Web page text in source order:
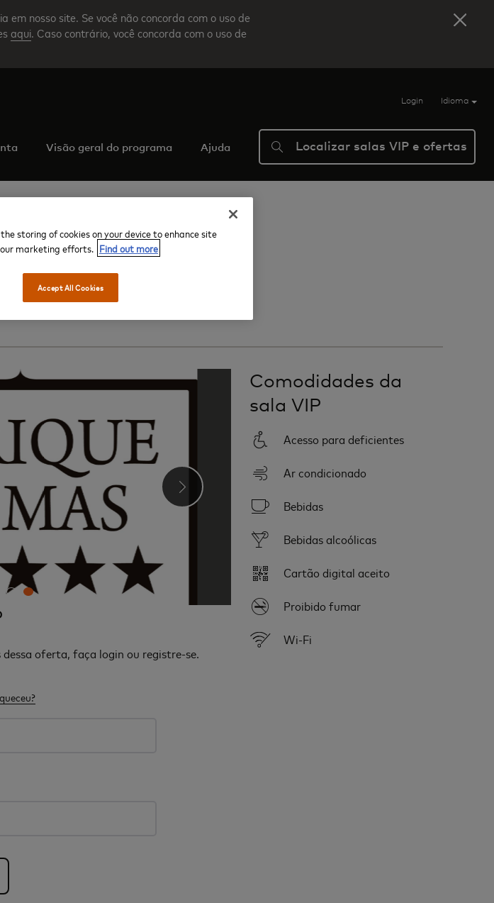
nosso site. Se você não concorda com o uso de
aqui. Caso contrário, você concorda com o uso de
Login Idioma
Visão geral do programa Ajuda Localizar salas VIP e ofertas
›
oferta, faça login ou registre-se.
Comodidades da
sala VIP
Acesso para deficientes
Ar condicionado
Bebidas
Bebidas alcoólicas
Cartão digital aceito
Proibido fumar
Wi-Fi
storing of cookies on your device to enhance site
marketing efforts. Find out more
Accept All Cookies